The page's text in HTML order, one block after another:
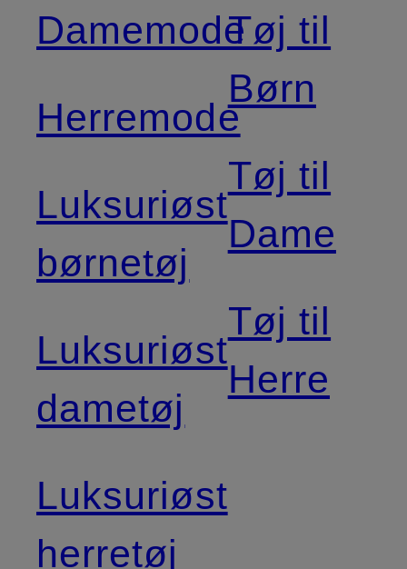
Damemode
Herremode
Luksuriøst
børnetøj
Luksuriøst
dametøj
Luksuriøst
herretøj
Tøj til
Børn
Tøj til
Dame
Tøj til
Herre